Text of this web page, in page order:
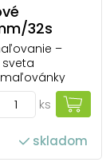
32s
–
mandaly,
povedú k
Každý
ks
skladom